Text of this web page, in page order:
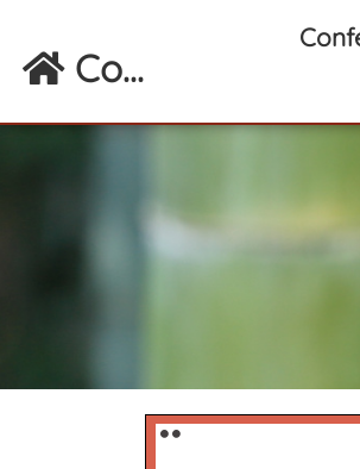
Aller au contenu principal
Co...
⚫️ ⚫️